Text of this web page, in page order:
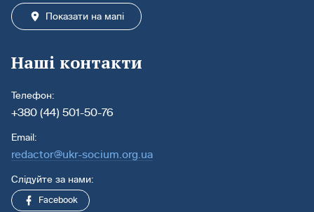
Показати на мапі
Наші контакти
Телефон:
+380 (44) 501-50-76
Email:
redactor@ukr-socium.org.ua
Слідуйте за нами:
Facebook